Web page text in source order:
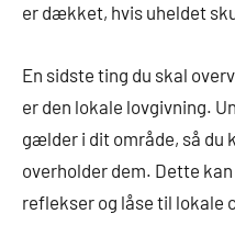
er dækket, hvis uheldet
En sidste ting du skal
er den lokale lovgivning.
gælder i dit område, så du
overholder dem. Dette
reflekser og låse til lokale